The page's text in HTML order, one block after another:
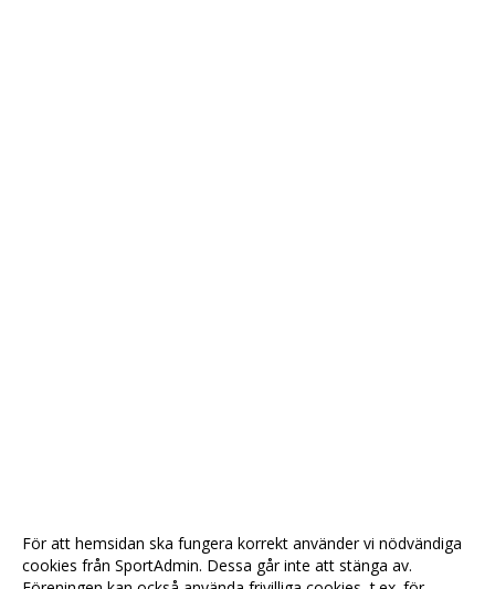
För att hemsidan ska fungera korrekt använder vi nödvändiga
cookies från SportAdmin. Dessa går inte att stänga av.